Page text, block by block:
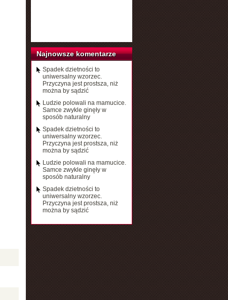
Najnowsze komentarze
Spadek dzietności to
uniwersalny wzorzec.
Przyczyna jest prostsza, niż
można by sądzić
Ludzie polowali na mamucice.
Samce zwykle ginęły w
sposób naturalny
Spadek dzietności to
uniwersalny wzorzec.
Przyczyna jest prostsza, niż
można by sądzić
Ludzie polowali na mamucice.
Samce zwykle ginęły w
sposób naturalny
Spadek dzietności to
uniwersalny wzorzec.
Przyczyna jest prostsza, niż
można by sądzić